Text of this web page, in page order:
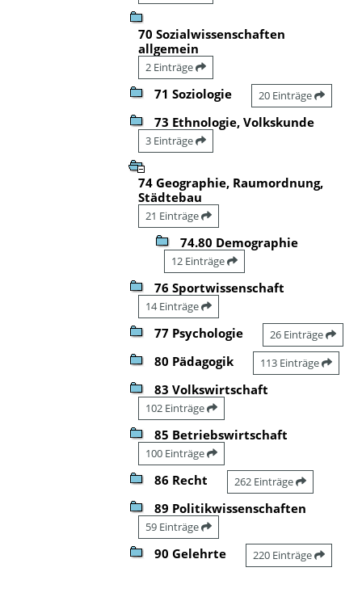
70 Sozialwissenschaften
allgemein
2 Einträge
71 Soziologie 20 Einträge
73 Ethnologie, Volkskunde
3 Einträge
74 Geographie, Raumordnung,
Städtebau
21 Einträge
74.80 Demographie
12 Einträge
76 Sportwissenschaft
14 Einträge
77 Psychologie 26 Einträge
80 Pädagogik 113 Einträge
83 Volkswirtschaft
102 Einträge
85 Betriebswirtschaft
100 Einträge
86 Recht 262 Einträge
89 Politikwissenschaften
59 Einträge
90 Gelehrte 220 Einträge